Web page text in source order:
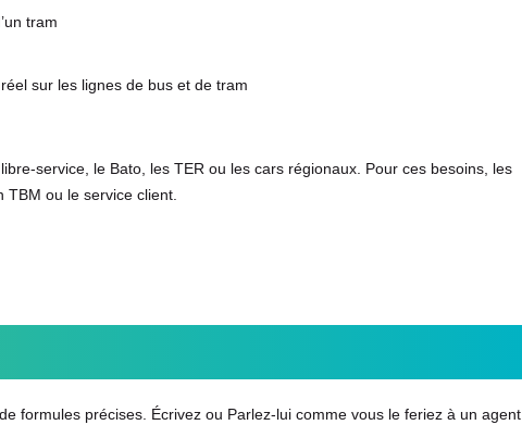
tram
sur les lignes de bus et de tram
service, le Bato, les TER ou les cars régionaux. Pour ces besoins, les
TBM ou le service client.
formules précises. Écrivez ou Parlez-lui comme vous le feriez à un agent